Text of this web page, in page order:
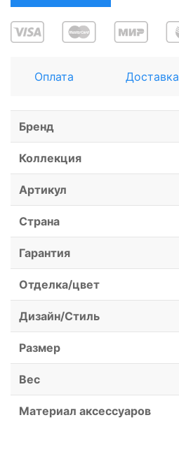
Оплата Доставка
Бренд
Коллекция
Артикул
Страна
Гарантия
Отделка/цвет
Дизайн/Стиль
Размер
Вес
Материал аксессуаров